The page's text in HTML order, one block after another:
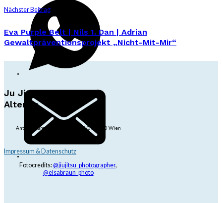
Nächster Beitrag
Eva Purple Belt | Nils 1. Dan | Adrian
Gewaltpräventionsprojekt „Nicht-Mit-Mir“
Ju Jitsu Ryu Tsunami
Alterlaa
Anton-Baumgartner-Str. 44/B8/01, 1230 Wien
Impressum & Datenschutz
Fotocredits:@jiujitsu_photographer,
@elsabraun_photo